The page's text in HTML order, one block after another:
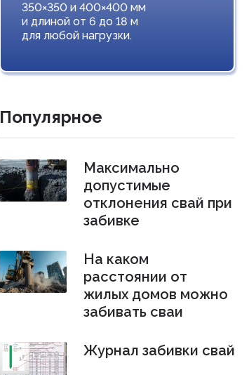
350×350 и 400×400 мм
и длиной от 6 до 18 м
для любой нагрузки.
Популярное
Максимально
допустимые
отклонения свай при
забивке
На каком
расстоянии от
жилых домов можно
забивать сваи
Журнал забивки свай